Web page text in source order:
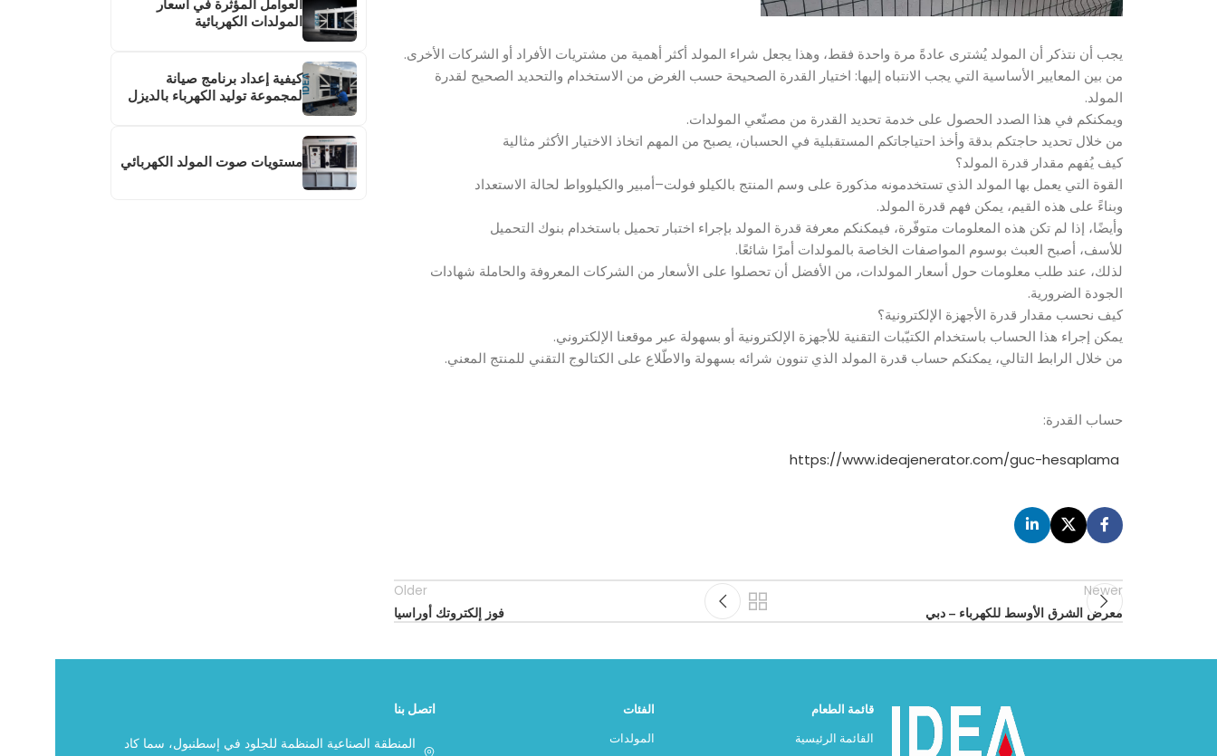
يجب أن نتذكر أن المولد يُشترى عادةً مرة واحدة فقط، وهذا يجعل شراء المولد أكثر أهمية من مشتريات الأفراد أو الشركات الأخرى.
من بين المعايير الأساسية التي يجب الانتباه إليها: اختيار القدرة الصحيحة حسب الغرض من الاستخدام والتحديد الصحيح لقدرة
المولد.
ويمكنكم في هذا الصدد الحصول على خدمة تحديد القدرة من مصنّعي المولدات.
من خلال تحديد حاجتكم بدقة وأخذ احتياجاتكم المستقبلية في الحسبان، يصبح من المهم اتخاذ الاختيار الأكثر مثالية
كيف يُفهم مقدار قدرة المولد؟
القوة التي يعمل بها المولد الذي تستخدمونه مذكورة على وسم المنتج بالكيلو فولت–أمبير والكيلوواط لحالة الاستعداد
وبناءً على هذه القيم، يمكن فهم قدرة المولد.
وأيضًا، إذا لم تكن هذه المعلومات متوفّرة، فيمكنكم معرفة قدرة المولد بإجراء اختبار تحميل باستخدام بنوك التحميل
للأسف، أصبح العبث بوسوم المواصفات الخاصة بالمولدات أمرًا شائعًا.
لذلك، عند طلب معلومات حول أسعار المولدات، من الأفضل أن تحصلوا على الأسعار من الشركات المعروفة والحاملة شهادات
الجودة الضرورية.
كيف نحسب مقدار قدرة الأجهزة الإلكترونية؟
يمكن إجراء هذا الحساب باستخدام الكتيّبات التقنية للأجهزة الإلكترونية أو بسهولة عبر موقعنا الإلكتروني.
من خلال الرابط التالي، يمكنكم حساب قدرة المولد الذي تنوون شرائه بسهولة والاطّلاع على الكتالوج التقني للمنتج المعني.
حساب القدرة:
https://www.ideajenerator.com/guc-hesaplama
Newer
معرض الشرق الأوسط للكهرباء – دبي
Older
فوز إلكتروتك أوراسيا
العوامل المؤثرة في أسعار
المولدات الكهربائية
كيفية إعداد برنامج صيانة
لمجموعة توليد الكهرباء بالديزل
مستويات صوت المولد الكهربائي
قائمة الطعام
القائمة الرئيسية
الفئات
المولدات
اتصل بنا
المنطقة الصناعية المنظمة للجلود في إسطنبول، سما كاد